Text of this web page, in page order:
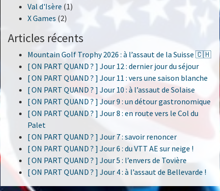
Val d'Isère (1)
X Games (2)
Articles récents
Mountain Golf Trophy 2026 : à l’assaut de la Suisse 🇨🇭
[ ON PART QUAND ? ] Jour 12 : dernier jour du séjour
[ ON PART QUAND ? ] Jour 11 : vers une saison blanche
[ ON PART QUAND ? ] Jour 10 : à l’assaut de Solaise
[ ON PART QUAND ? ] Jour 9 : un détour gastronomique
[ ON PART QUAND ? ] Jour 8 : en route vers le Col du
Palet
[ ON PART QUAND ? ] Jour 7 : savoir renoncer
[ ON PART QUAND ? ] Jour 6 : du VTT AE sur neige !
[ ON PART QUAND ? ] Jour 5 : l’envers de Tovière
[ ON PART QUAND ? ] Jour 4 : à l’assaut de Bellevarde !